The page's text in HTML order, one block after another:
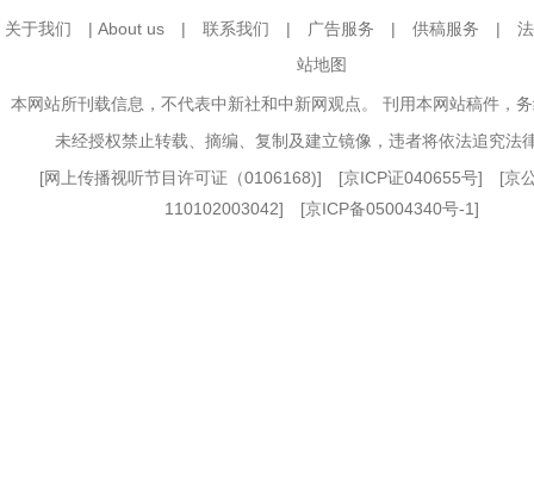
关于我们 | About us | 联系我们 | 广告服务 | 供稿服务 |
站地图
本网站所刊载信息，不代表中新社和中新网观点。 刊用本网站稿件，
未经授权禁止转载、摘编、复制及建立镜像，违者将依法追究法
[网上传播视听节目许可证（0106168)] [京ICP证040655号] [京
110102003042] [京ICP备05004340号-1]